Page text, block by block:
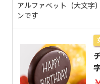
アルファベット（大文字
ンです